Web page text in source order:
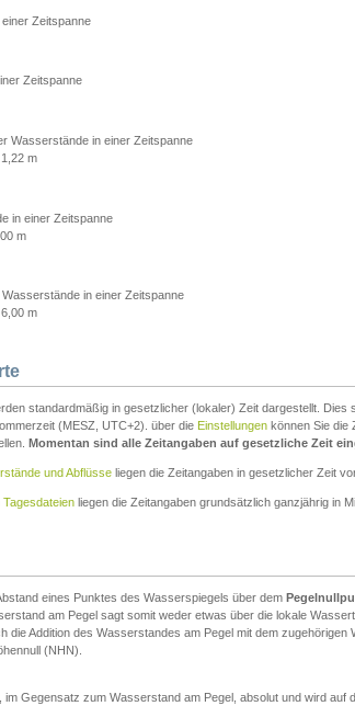
Zeitspanne
Zeitspanne
Wasserstände in einer Zeitspanne
m
in einer Zeitspanne
m
in einer Zeitspanne
m
standardmäßig in gesetzlicher (lokaler) Zeit dargestellt. Dies
(MESZ, UTC+2). über die Einstellungen können Sie die
Momentan sind alle Zeitangaben auf gesetzliche Zeit
und Abflüsse liegen die Zeitangaben in gesetzlicher Zeit
Tagesdateien liegen die Zeitangaben grundsätzlich ganzjährig in
eines Punktes des Wasserspiegels über dem
am Pegel sagt somit weder etwas über die lokale
die Addition des Wasserstandes am Pegel mit dem zugehörigen
(NHN).
im Gegensatz zum Wasserstand am Pegel, absolut und wird